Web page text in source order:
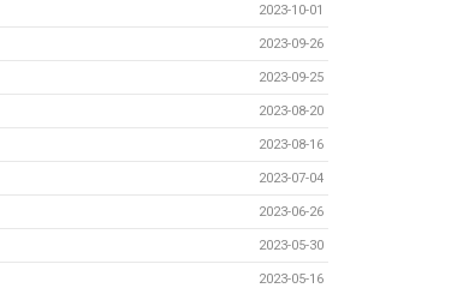
2023-10-01
2023-09-26
2023-09-25
2023-08-20
2023-08-16
2023-07-04
2023-06-26
2023-05-30
2023-05-16